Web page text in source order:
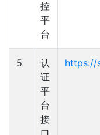
控
平
台
5
认
证
平
台
接
https://